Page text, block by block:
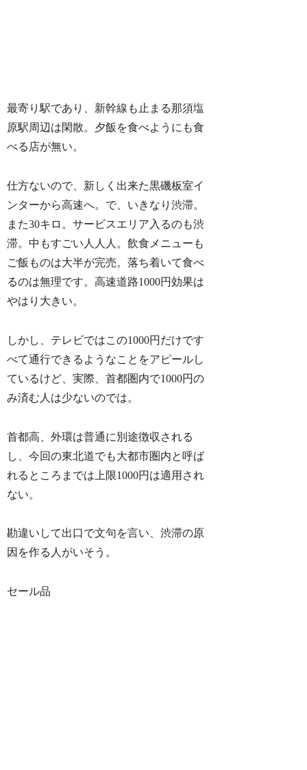
最寄り駅であり、新幹線も止まる那須塩
原駅周辺は閑散。夕飯を食べようにも食
べる店が無い。
仕方ないので、新しく出来た黒磯板室イ
ンターから高速へ。で、いきなり渋滞。
また30キロ。サービスエリア入るのも渋
滞。中もすごい人人人。飲食メニューも
ご飯ものは大半が完売。落ち着いて食べ
るのは無理です。高速道路1000円効果は
やはり大きい。
しかし、テレビではこの1000円だけです
べて通行できるようなことをアピールし
ているけど、実際、首都圏内で1000円の
み済む人は少ないのでは。
首都高、外環は普通に別途徴収される
し、今回の東北道でも大都市圏内と呼ば
れるところまでは上限1000円は適用され
ない。
勘違いして出口で文句を言い、渋滞の原
因を作る人がいそう。
セール品